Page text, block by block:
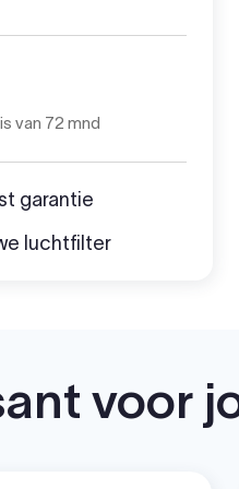
van 72 mnd
garantie
luchtfilter
voor